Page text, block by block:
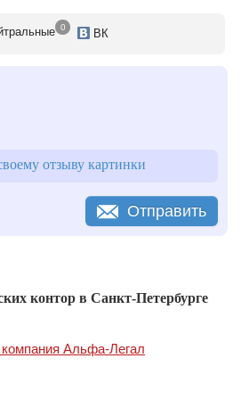
дела ОСАГО и КАСКО,
отношения с различными ведомствами
альные 0 ВК
отзыву картинки
Отправить
контор в Санкт-Петербурге
Альфа-Легал